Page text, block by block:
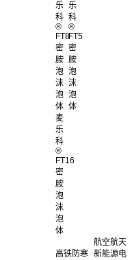
乐
科
®
FT8
密
胺
泡
沫
泡
体
乐
科
®
FT5
密
胺
泡
沫
泡
体
麦
乐
科
®
FT16
密
胺
泡
沫
泡
体
航空航天
高铁防寒 新能源电